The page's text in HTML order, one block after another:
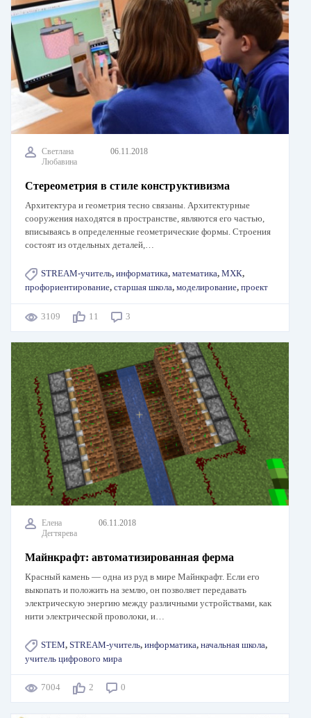
Светлана
Любавина
06.11.2018
Стереометрия в стиле конструктивизма
Архитектура и геометрия тесно связаны. Архитектурные
сооружения находятся в пространстве, являются его частью,
вписываясь в определенные геометрические формы. Строения
состоят из отдельных деталей,…
STREAM-учитель, информатика, математика, МХК,
профориентирование, старшая школа, моделирование, проект
3109 11 3
Елена
Дегтярева
06.11.2018
Майнкрафт: автоматизированная ферма
Красный камень — одна из руд в мире Майнкрафт. Если его
выкопать и положить на землю, он позволяет передавать
электрическую энергию между различными устройствами, как
нити электрической проволоки, и…
STEM, STREAM-учитель, информатика, начальная школа,
учитель цифрового мира
7004 2 0